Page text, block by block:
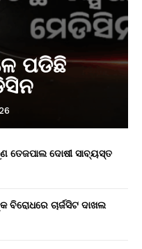
ପଡିଛି
ତେଜପାଲ ଦୋଷୀ ସାବ୍ୟସ୍ତ
ଚାର୍ଜସିଟ ଦାଖଲ